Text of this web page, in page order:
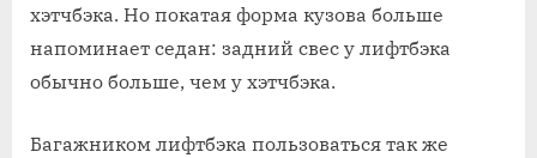
хэтчбэка. Но покатая форма кузова больше
напоминает седан: задний свес у лифтбэка
обычно больше, чем у хэтчбэка.
Багажником лифтбэка пользоваться так же